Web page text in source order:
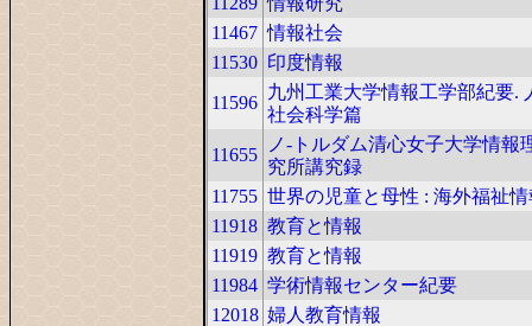
11467 情報社会
11530 印度情報
11596
九州工業大学情報工学部紀要.
社会科学篇
11655
ノ-トルダム清心女子大学情報
究所講究録
11755 世界の児童と母性 : 海外福祉情
11918 教育と情報
11919 教育と情報
11984 学術情報センター紀要
12018 婦人教育情報